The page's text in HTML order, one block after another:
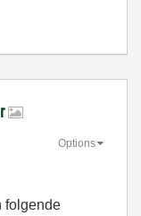
Options
folgende